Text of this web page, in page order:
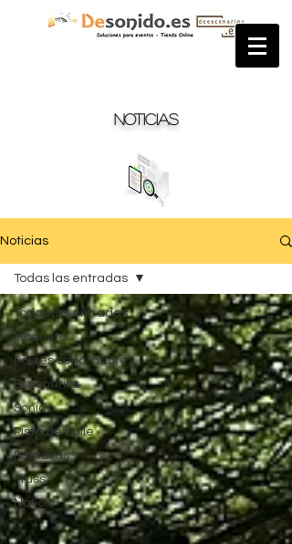
Noticias
Noticias
Todas las entradas
Moqueta
Postes separadores
Escenarios
Sonido
Pista de baile
Pantallas
Truss
Noticia
Todas las entradas